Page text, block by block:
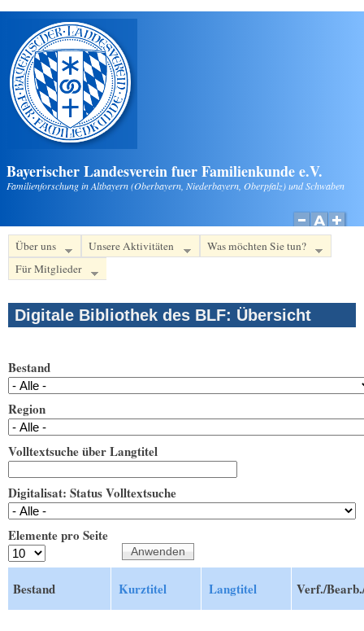
Direkt zum Inhalt
Bayerischer Landesverein fuer Familienkunde e.V.
Familienforschung in Altbayern (Oberbayern, Niederbayern, Oberpfalz) und Schwaben
Über uns Unsere Aktivitäten
Was möchten Sie tun?
Für Mitglieder
Digitale Bibliothek des BLF: Übersicht
Bestand
Region
Volltextsuche über Langtitel
Digitalisat: Status Volltextsuche
Elemente pro Seite
Bestand Kurztitel Langtitel Verf./